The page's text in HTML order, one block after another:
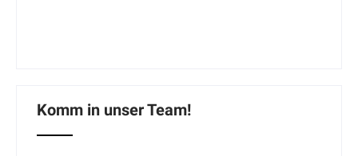
Komm in unser Team!